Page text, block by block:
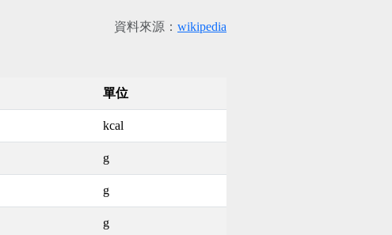
資料來源： wikipedia
單位
kcal
g
g
g